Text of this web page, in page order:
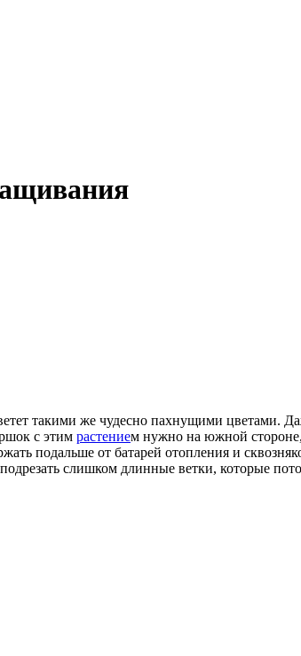
такими же чудесно пахнущими цветами.
с этим растением нужно на южной
подальше от батарей отопления и
слишком длинные ветки, которые